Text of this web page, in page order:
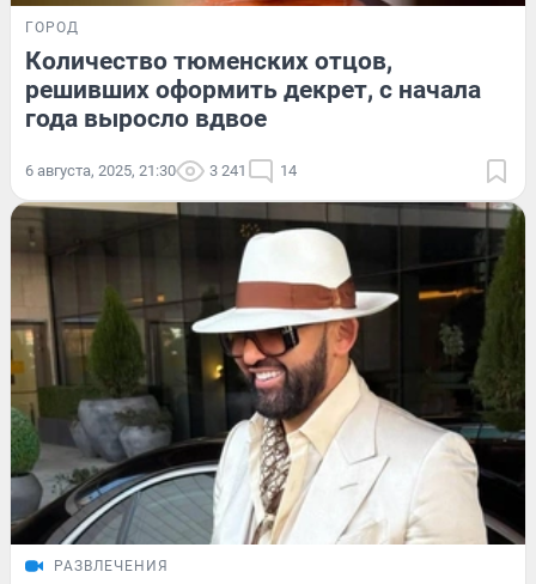
ГОРОД
Количество тюменских отцов,
решивших оформить декрет, с начала
года выросло вдвое
6 августа, 2025, 21:30 3 241 14
РАЗВЛЕЧЕНИЯ